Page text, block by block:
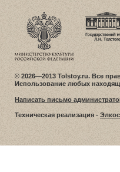
© 2026—2013 Tolstoy.ru. Все
Использование любых
Написать письмо
Техническая реализация -